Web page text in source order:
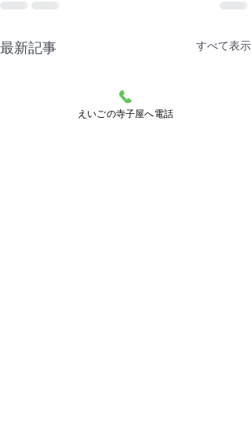
最新記事 すべて表示
えいごの寺子屋へ電話